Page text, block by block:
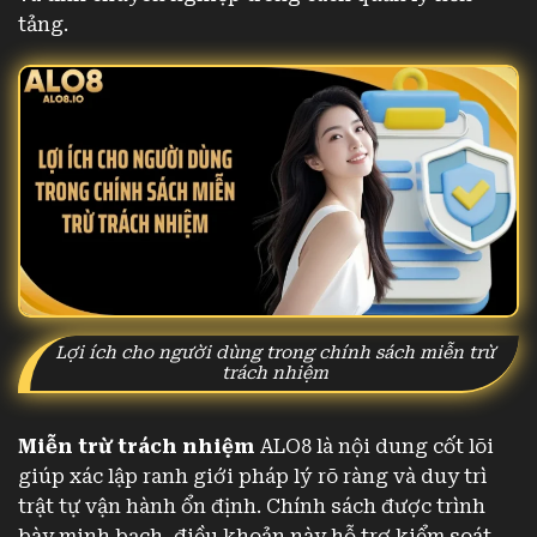
tảng.
Lợi ích cho người dùng trong chính sách miễn trừ
trách nhiệm
Miễn trừ trách nhiệm ALO8 là nội dung cốt lõi
giúp xác lập ranh giới pháp lý rõ ràng và duy trì
trật tự vận hành ổn định. Chính sách được trình